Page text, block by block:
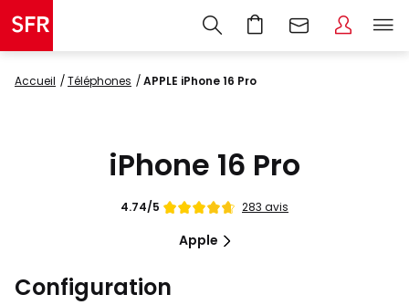
Accueil Téléphones APPLE iPhone 16 Pro
iPhone 16 Pro
Note
4.74/5 283 avis
Apple
Configuration